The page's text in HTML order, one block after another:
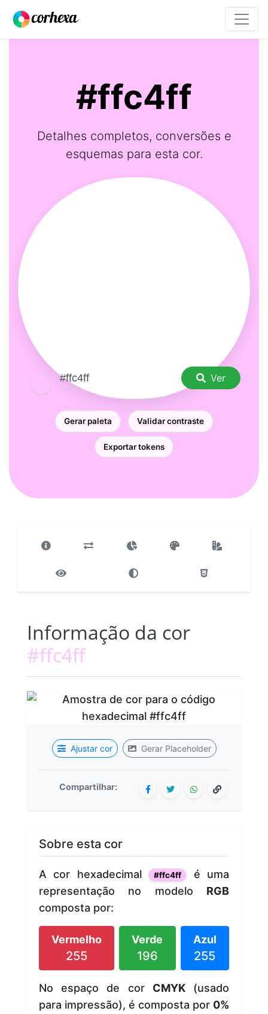
#ffc4ff
Detalhes completos, conversões e
esquemas para esta cor.
Ver
Gerar paleta Validar contraste
Exportar tokens
Informação da cor
#ffc4ff
Ajustar cor Gerar Placeholder
Compartilhar:
Sobre esta cor
A cor hexadecimal #ffc4ff
é uma
representação no modelo RGB
composta por:
Vermelho
255
Verde
196
Azul
255
No espaço de cor CMYK(usado
para impressão), é composta por 0%